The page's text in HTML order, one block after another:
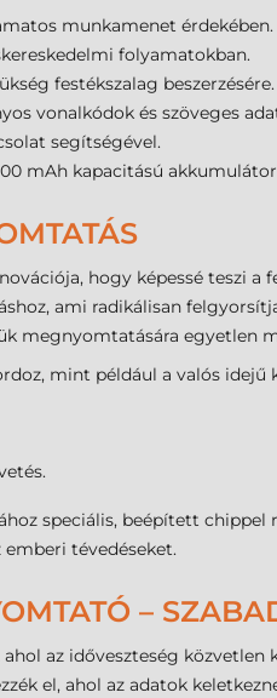
munkamenet érdekében.
folyamatokban.
festékszalag beszerzésére.
vonalkódok és szöveges
segítségével.
mAh kapacitású
hogy képessé teszi a
ami radikálisan
megnyomtatására egyetlen
mint például a valós
speciális, beépített
tévedéseket.
–
az időveszteség közvetlen
el, ahol az adatok